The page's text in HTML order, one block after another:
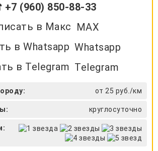
(960) 850-88-33
MAX
Whatsapp
Telegram
от 25 руб./км
круглосуточно